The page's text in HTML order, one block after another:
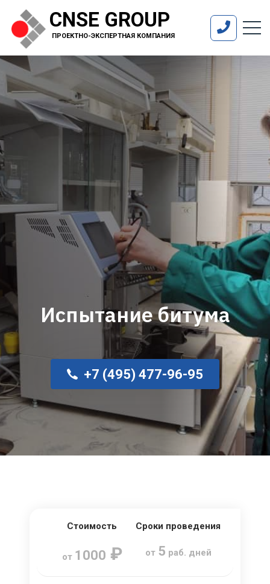
CNSE GROUP
ПРОЕКТНО-ЭКСПЕРТНАЯ КОМПАНИЯ
Испытание битума
+7 (495) 477-96-95
Стоимость
от 1000 ₽
Сроки проведения
от 5 раб. дней